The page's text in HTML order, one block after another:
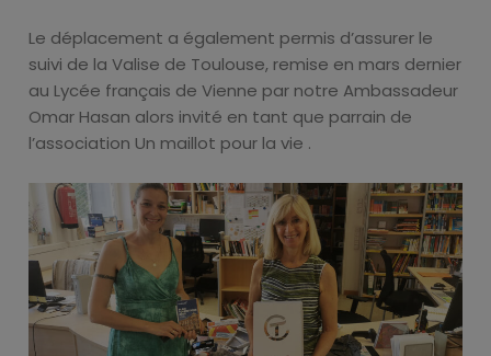
Le déplacement a également permis d’assurer le
suivi de la Valise de Toulouse, remise en mars dernier
au Lycée français de Vienne par notre Ambassadeur
Omar Hasan alors invité en tant que parrain de
l’association Un maillot pour la vie .